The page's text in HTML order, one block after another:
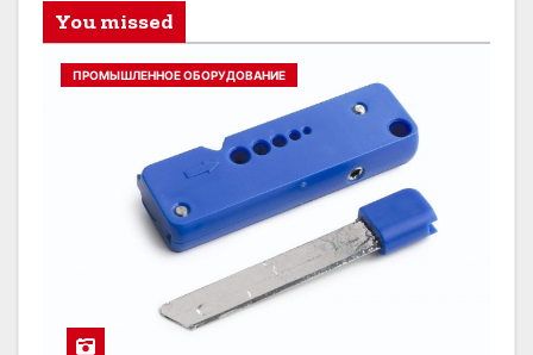
You missed
ПРОМЫШЛЕННОЕ ОБОРУДОВАНИЕ